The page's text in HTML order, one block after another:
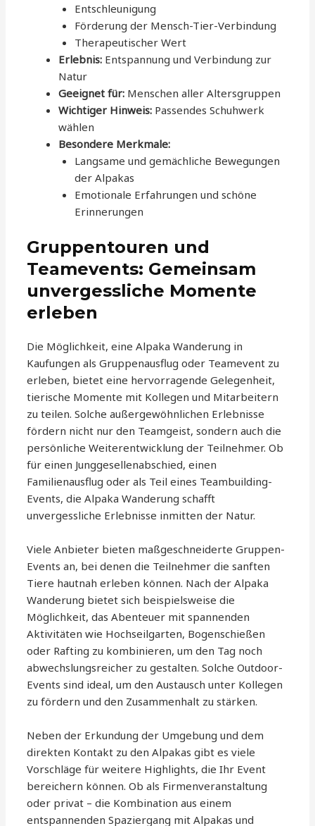
Entschleunigung
Förderung der Mensch-Tier-Verbindung
Therapeutischer Wert
Erlebnis: Entspannung und Verbindung zur
Natur
Geeignet für: Menschen aller Altersgruppen
Wichtiger Hinweis: Passendes Schuhwerk
wählen
Besondere Merkmale:
Langsame und gemächliche Bewegungen
der Alpakas
Emotionale Erfahrungen und schöne
Erinnerungen
Gruppentouren und
Teamevents: Gemeinsam
unvergessliche Momente
erleben
Die Möglichkeit, eine Alpaka Wanderung in
Kaufungen als Gruppenausflug oder Teamevent zu
erleben, bietet eine hervorragende Gelegenheit,
tierische Momente mit Kollegen und Mitarbeitern
zu teilen. Solche außergewöhnlichen Erlebnisse
fördern nicht nur den Teamgeist, sondern auch die
persönliche Weiterentwicklung der Teilnehmer. Ob
für einen Junggesellenabschied, einen
Familienausflug oder als Teil eines Teambuilding-
Events, die Alpaka Wanderung schafft
unvergessliche Erlebnisse inmitten der Natur.
Viele Anbieter bieten maßgeschneiderte Gruppen-
Events an, bei denen die Teilnehmer die sanften
Tiere hautnah erleben können. Nach der Alpaka
Wanderung bietet sich beispielsweise die
Möglichkeit, das Abenteuer mit spannenden
Aktivitäten wie Hochseilgarten, Bogenschießen
oder Rafting zu kombinieren, um den Tag noch
abwechslungsreicher zu gestalten. Solche Outdoor-
Events sind ideal, um den Austausch unter Kollegen
zu fördern und den Zusammenhalt zu stärken.
Neben der Erkundung der Umgebung und dem
direkten Kontakt zu den Alpakas gibt es viele
Vorschläge für weitere Highlights, die Ihr Event
bereichern können. Ob als Firmenveranstaltung
oder privat – die Kombination aus einem
entspannenden Spaziergang mit Alpakas und